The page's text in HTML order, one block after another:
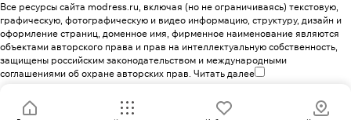
Все ресурсы сайта modress.ru, включая (но не ограничиваясь) текстовую,
графическую, фотографическую и видео информацию, структуру, дизайн и
оформление страниц, доменное имя, фирменное наименование являются
объектами авторского права и прав на интеллектуальную собственность,
защищены российским законодательством и международными
соглашениями об охране авторских прав. Читать далее